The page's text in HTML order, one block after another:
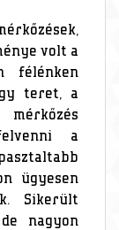
volt a
félénken
teret, a
a
ügyesen
Sikerült
nagyon